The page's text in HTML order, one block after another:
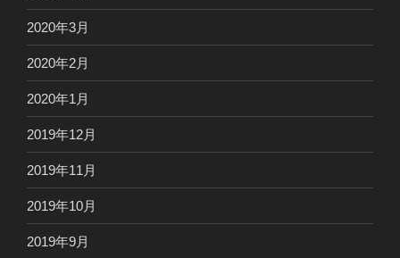
2020年3月
2020年2月
2020年1月
2019年12月
2019年11月
2019年10月
2019年9月